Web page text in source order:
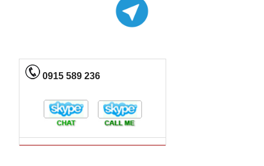
0915 589 236